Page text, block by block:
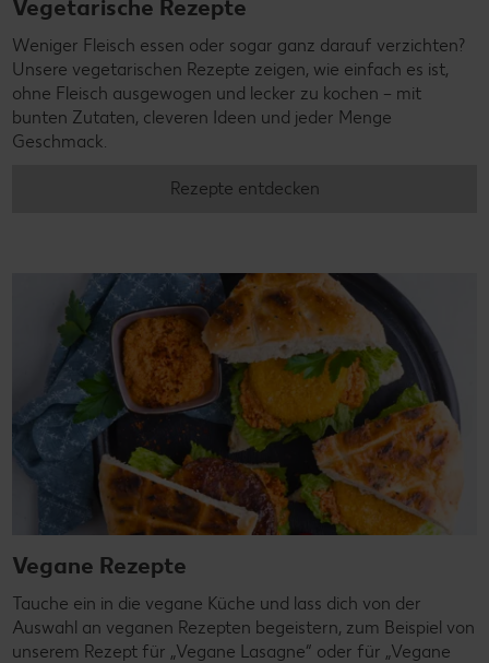
Vegetarische Rezepte
Weniger Fleisch essen oder sogar ganz darauf verzichten?
Unsere vegetarischen Rezepte zeigen, wie einfach es ist,
ohne Fleisch ausgewogen und lecker zu kochen – mit
bunten Zutaten, cleveren Ideen und jeder Menge
Geschmack.
Rezepte entdecken
Vegane Rezepte
Tauche ein in die vegane Küche und lass dich von der
Auswahl an veganen Rezepten begeistern, zum Beispiel von
unserem Rezept für „Vegane Lasagne“ oder für „Vegane